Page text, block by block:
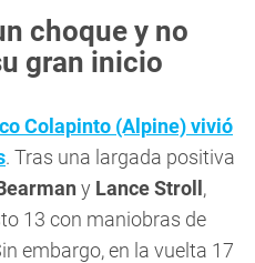
choque y no
gran inicio
Colapinto (Alpine) vivió
. Tras una largada positiva
y Lance Stroll ,
13 con maniobras de
embargo, en la vuelta 17